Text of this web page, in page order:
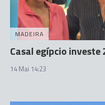
MADEIRA
Casal egípcio
14 Mai 14:23